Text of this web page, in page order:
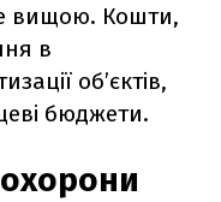
вищою. Кошти,
в
об’єктів,
бюджети.